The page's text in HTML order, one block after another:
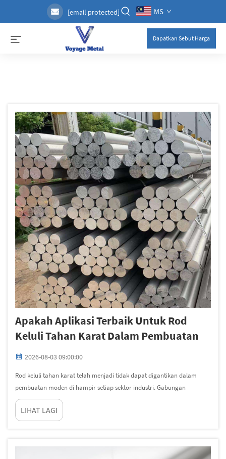
[email protected] MS
Dapatkan Sebut Harga
Apakah Aplikasi Terbaik Untuk Rod
Keluli Tahan Karat Dalam Pembuatan
2026-08-03 09:00:00
Rod keluli tahan karat telah menjadi tidak dapat digantikan dalam
pembuatan moden di hampir setiap sektor industri. Gabungan
kekuatan, rintangan terhadap kakisan, dan keluwesan menjadikannya
pilihan utama bagi jurutera dan pengilang yang mencari...
LIHAT LAGI